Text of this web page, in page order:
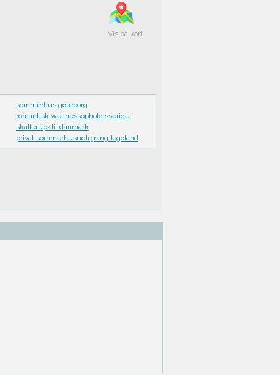
Vis på kort
sommerhus gøteborg
romantisk wellnessophold sverige
skallerupklit danmark
privat sommerhusudlejning legoland